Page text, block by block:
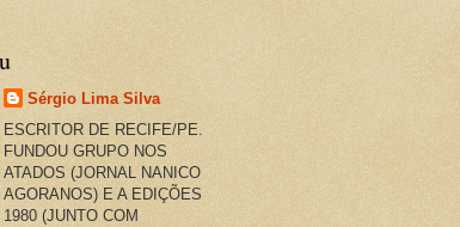
Sérgio Lima Silva
ESCRITOR DE RECIFE/PE.
FUNDOU GRUPO NOS
ATADOS (JORNAL NANICO
AGORANOS) E A EDIÇÕES
(JUNTO COM